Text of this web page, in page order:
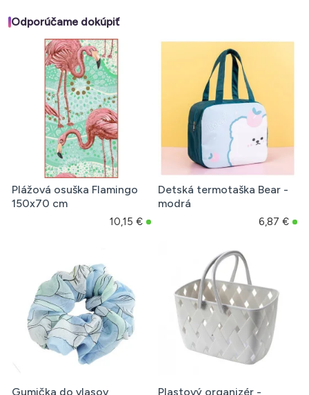
Odporúčame dokúpiť
Plážová osuška Flamingo
150x70 cm
10,15 €
Detská termotaška Bear -
modrá
6,87 €
Gumička do vlasov
Plastový organizér -